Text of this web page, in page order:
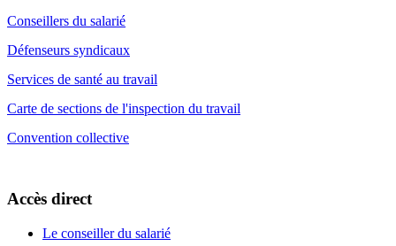
Conseillers du salarié
Défenseurs syndicaux
Services de santé au travail
Carte de sections de l'inspection du travail
Convention collective
Accès direct
Le conseiller du salarié